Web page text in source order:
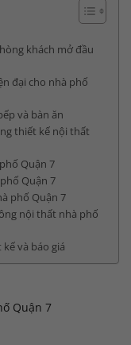
khách mở đầu
đại cho nhà phố
và bàn ăn
thiết kế nội thất
Quận 7
Quận 7
phố Quận 7
nội thất nhà phố
và báo giá
Quận 7